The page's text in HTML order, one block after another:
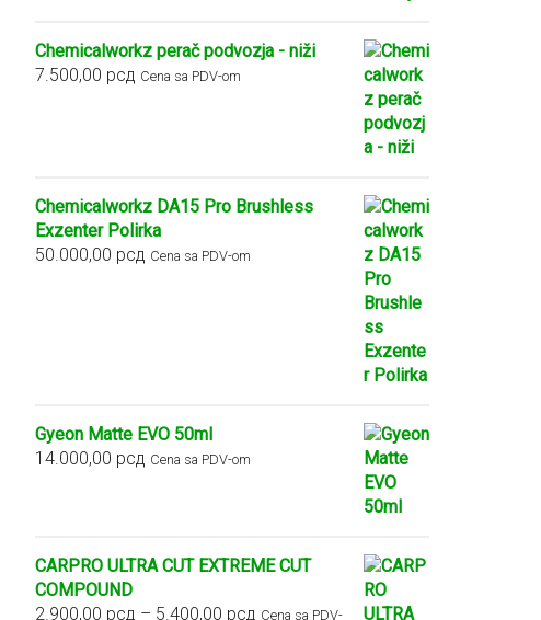
Chemicalworkz perač podvozja - niži
7.500,00 рсд Cena sa PDV-om
Chemicalworkz DA15 Pro Brushless
Exzenter Polirka
50.000,00 рсд Cena sa PDV-om
Gyeon Matte EVO 50ml
14.000,00 рсд Cena sa PDV-om
CARPRO ULTRA CUT EXTREME CUT
COMPOUND
2.900,00 рсд – 5.400,00 рсд Raspon
Cena sa PDV-